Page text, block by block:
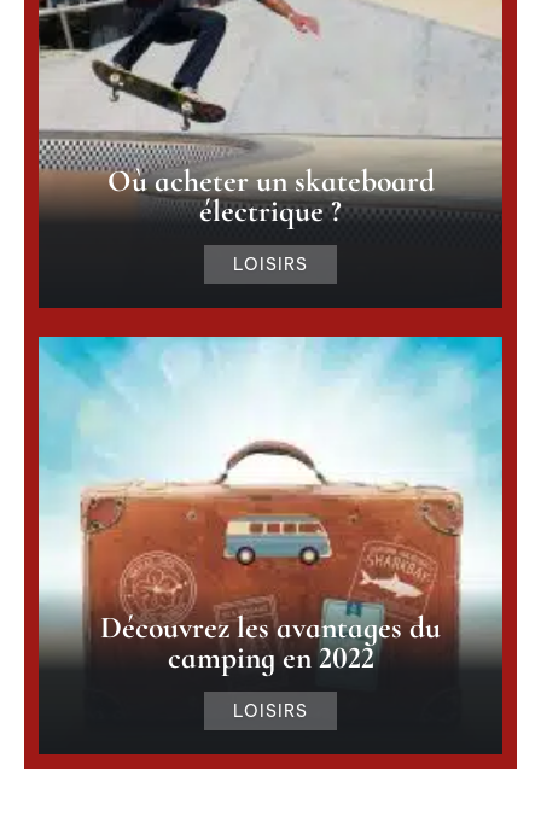
Où acheter un skateboard
électrique ?
LOISIRS
Découvrez les avantages du
camping en 2022
LOISIRS